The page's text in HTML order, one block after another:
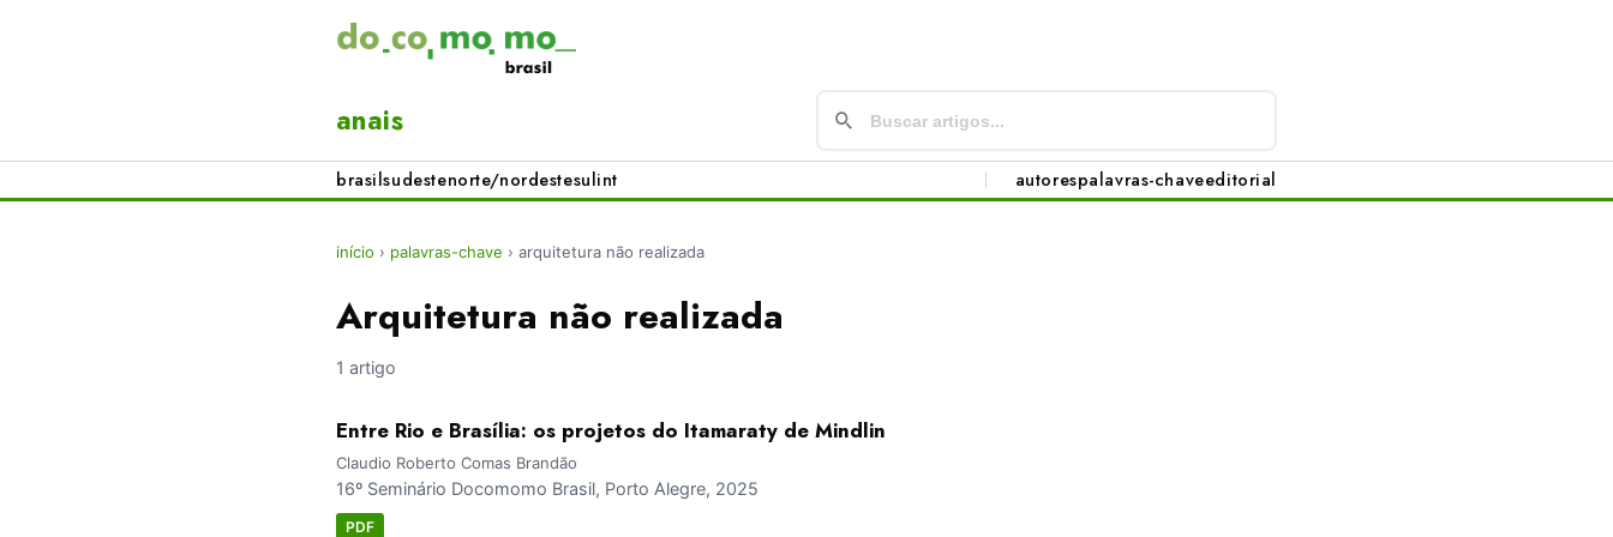
anais
brasilsudestenorte/nordestesulint autorespalavras-chaveeditorial
início › palavras-chave › arquitetura não realizada
Arquitetura não realizada
1 artigo
Entre Rio e Brasília: os projetos do Itamaraty de Mindlin
Claudio Roberto Comas Brandão
16º Seminário Docomomo Brasil, Porto Alegre, 2025
PDF